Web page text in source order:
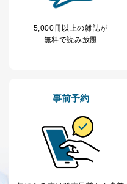
採用応募者の方の
当社の従業者の個
人情報
定期購読サービス
等をご利用の方の
個人情報
SNS公式アカウン
トに登録された方
の個人情報
5,000冊以上の雑誌が
無料で読み放題
事前予約